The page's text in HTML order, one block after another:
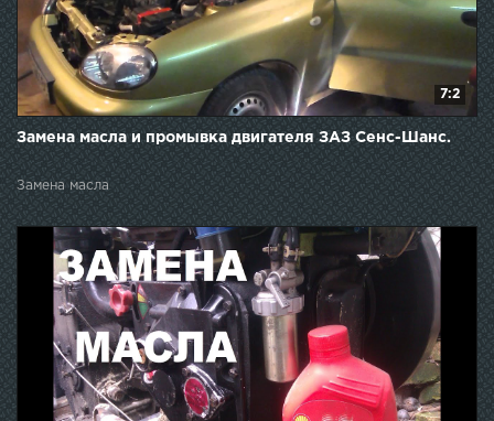
7:2
Замена масла и промывка двигателя ЗАЗ Сенс-Шанс.
Замена масла